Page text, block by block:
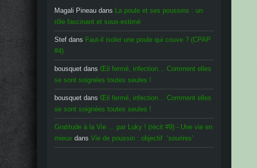
Magali Pineau dans La poule et ses poussins : un
rôle fascinant et sous-estimé
Stef dans Faut-il isoler une poule qui couve ? (CPAP
#4)
bousquet dans Œil fermé, infection… Comment elles
se sont soignées toutes seules !
bousquet dans Œil fermé, infection… Comment elles
se sont soignées toutes seules !
Gratitude à la Vie ... par Luky ! (récit #9) - Une vie en
mieux dans Vie de poussin : objectif ‘sourires’